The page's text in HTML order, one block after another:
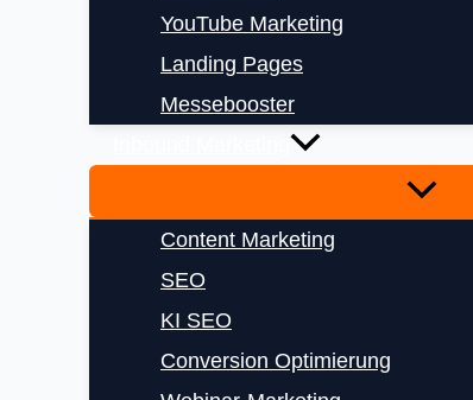
YouTube Marketing
Landing Pages
Messebooster
Content Marketing
SEO
KI SEO
Conversion Optimierung